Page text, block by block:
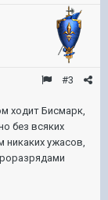
#3
ходит Бисмарк,
без всяких
никаких ужасов,